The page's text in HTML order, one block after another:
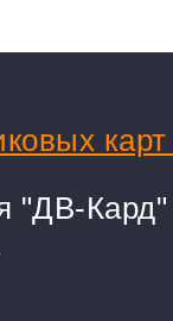
"ДВ-Кард"